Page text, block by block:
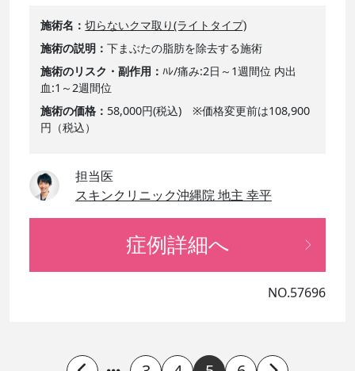
施術名
切らないクマ取り(ライトタイプ)
施術の説明
下まぶたの脂肪を除去する施術
施術のリスク・副作用
ﾊﾚ/痛み:2日～1週間位 内出
血:1～2週間位
施術の価格
58,000円(税込) ※価格変更前は108,900
円（税込）
担当医
スキンクリニック沖縄院 地主 幸平
症例詳細へ
NO.57696